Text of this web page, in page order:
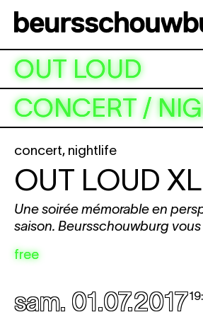
OUT LOUD
CONCERT /
concert, nightlife
OUT LOUD XL
Une soirée mémorable en
saison. Beursschouwburg
free
sam. 01.07.2017